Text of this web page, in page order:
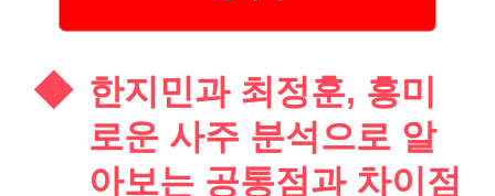
한지민과 최정훈, 흥미
로운 사주 분석으로 알
아보는 공통점과 차이점